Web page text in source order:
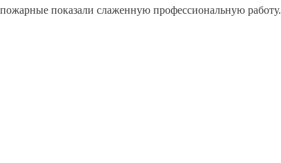
показали слаженную профессиональную работу.